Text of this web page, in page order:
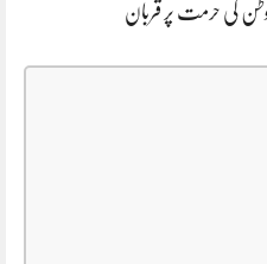
کی حرمت پر قربان